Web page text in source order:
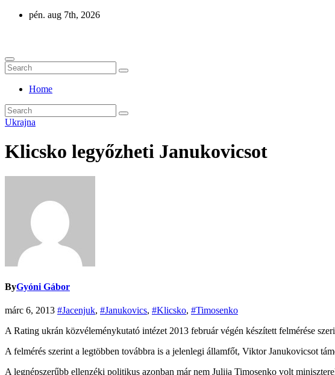
Skip
pén. aug 7th, 2026
Home
Ukrajna
Klicsko legyőzheti Janukovicsot
ByGyóni Gábor
márc 6, 2013 #Jacenjuk, #Janukovics, #Klicsko, #Timosenko
A Rating ukrán közvéleménykutató intézet 2013 február végén készített felmérése
A felmérés szerint a legtöbben továbbra is a jelenlegi államfőt, Viktor Janukovicsot
A legnépszerűbb ellenzéki politikus azonban már nem Julija Timosenko volt